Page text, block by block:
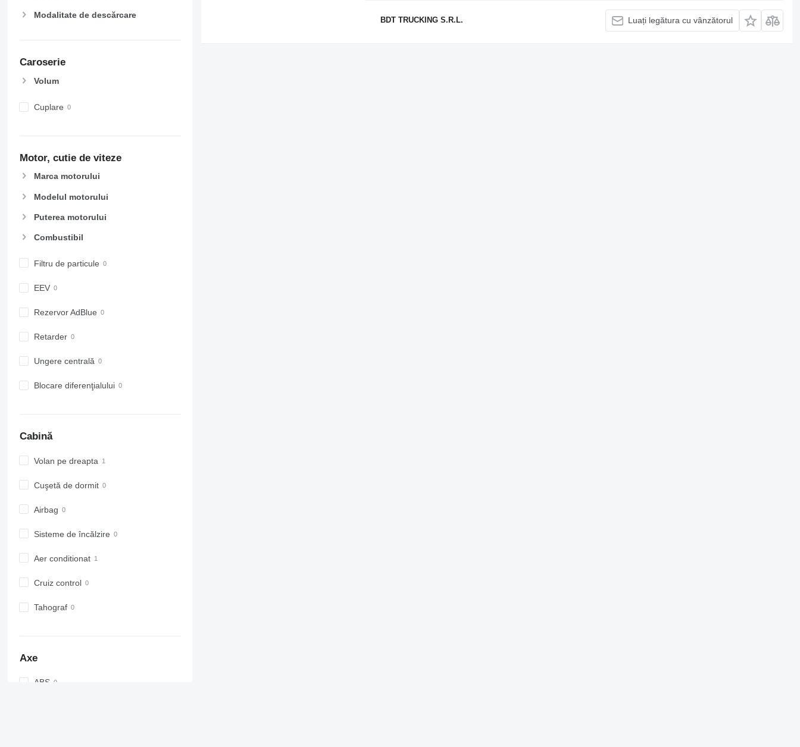
Modalitate de descărcare
Caroserie
Volum
Cuplare
Motor, cutie de viteze
Marca motorului
Modelul motorului
Puterea motorului
Combustibil
Filtru de particule
EEV
Rezervor AdBlue
Retarder
Ungere centrală
Blocare diferenţialului
Cabină
Volan pe dreapta
Cuşetă de dormit
Airbag
Sisteme de încălzire
Aer conditionat
Cruiz control
Tahograf
Axe
ABS
BDT TRUCKING S.R.L. Luați legătura cu vânzătorul